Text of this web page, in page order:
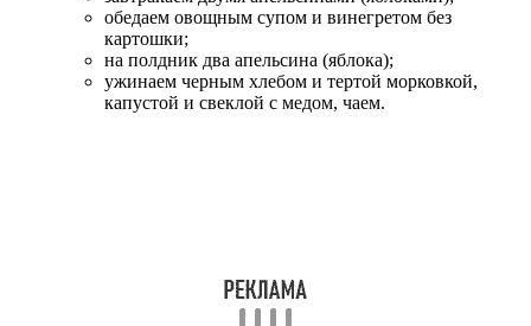
обедаем овощным супом и винегретом без
картошки;
на полдник два апельсина (яблока);
ужинаем черным хлебом и тертой морковкой,
капустой и свеклой с медом, чаем.